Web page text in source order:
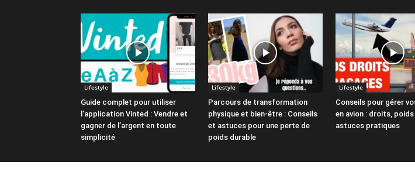
Lifestyle
Guide complet pour utiliser
l’application Vinted : Vendre et
gagner de l’argent en toute
simplicité
Lifestyle
Parcours de transformation
physique et bien-être : Conseils
et astuces pour une perte de
poids durable
Lifestyle
Conseils pour gérer
en avion : droits,
astuces pratiques